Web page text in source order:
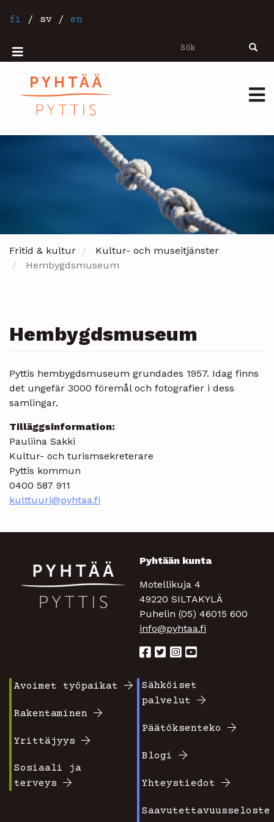
tillfi / sv / en
Sök Sök
Mobiilivalikko
Fritid & kultur
Kultur- och museitjänster
Hembygdsmuseum
Hembygdsmuseum
Pyttis hembygdsmuseum grundades 1957. Idag finns
det ungefär 3000 föremål och fotografier i dess
samlingar.
Tilläggsinformation:
Pauliina Sakki
Kultur- och turismsekreterare
Pyttis kommun
0400 587 911
kulttuuri@pyhtaa.fi
Pyhtään kunta
Motellikuja 4
49220 SILTAKYLÄ
Puhelin (05) 46015 600
info@pyhtaa.fi
valikko
1
Avoimet työpaikat
Rakentaminen
Yrittäjyys
Sosiaali ja
terveys
Footer
2
Sähköiset
palvelut
Päätöksenteko
Blogi
Yhteystiedot
Saavutettavuusseloste